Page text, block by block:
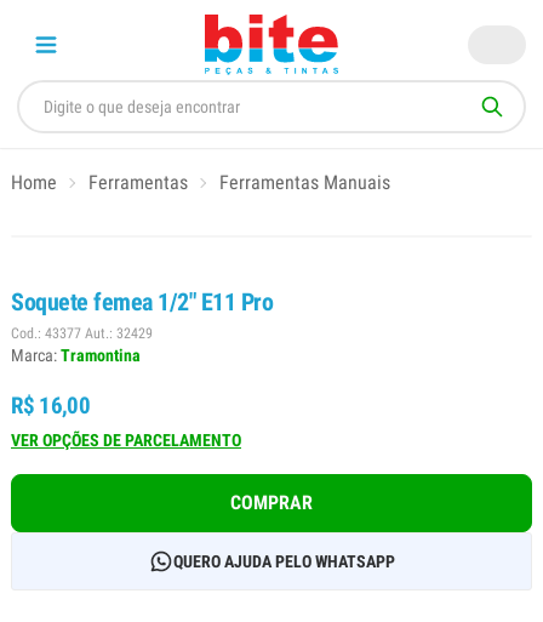
Home Ferramentas Ferramentas Manuais
Soquete femea 1/2" E11 Pro
Cod.: 43377 Aut.: 32429
Marca:Tramontina
R$ 16,00
VER OPÇÕES DE PARCELAMENTO
COMPRAR
QUERO AJUDA PELO WHATSAPP